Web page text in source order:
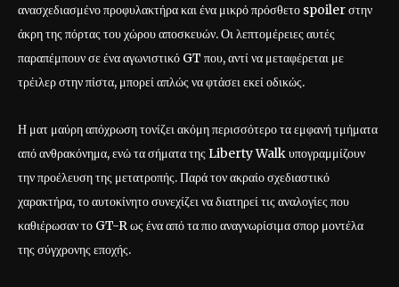
ανασχεδιασμένο προφυλακτήρα και ένα μικρό πρόσθετο spoiler στην
άκρη της πόρτας του χώρου αποσκευών. Οι λεπτομέρειες αυτές
παραπέμπουν σε ένα αγωνιστικό GT που, αντί να μεταφέρεται με
τρέιλερ στην πίστα, μπορεί απλώς να φτάσει εκεί οδικώς.
Η ματ μαύρη απόχρωση τονίζει ακόμη περισσότερο τα εμφανή τμήματα
από ανθρακόνημα, ενώ τα σήματα της Liberty Walk υπογραμμίζουν
την προέλευση της μετατροπής. Παρά τον ακραίο σχεδιαστικό
χαρακτήρα, το αυτοκίνητο συνεχίζει να διατηρεί τις αναλογίες που
καθιέρωσαν το GT-R ως ένα από τα πιο αναγνωρίσιμα σπορ μοντέλα
της σύγχρονης εποχής.